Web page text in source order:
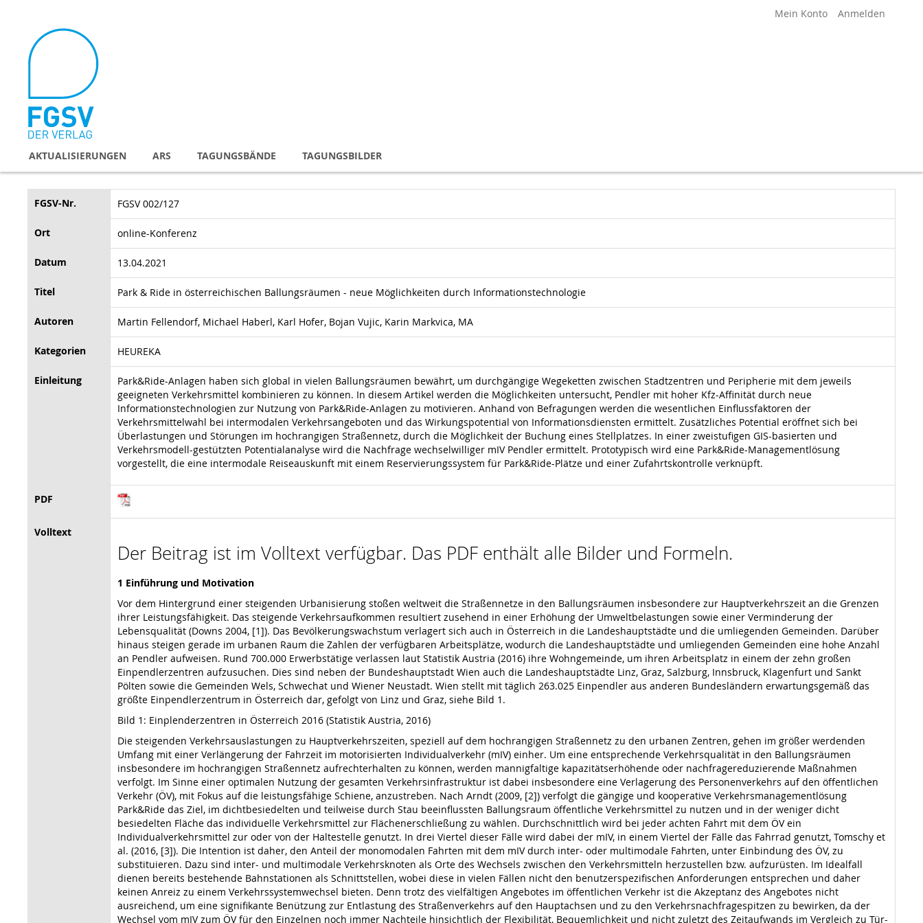
Mein Konto Anmelden
Inhalt
AKTUALISIERUNGEN ARS TAGUNGSBÄNDE TAGUNGSBILDER
FGSV-Nr. FGSV 002/127
Ort online-Konferenz
Datum 13.04.2021
Titel Park & Ride in österreichischen Ballungsräumen - neue Möglichkeiten durch Informationstechnologie
Autoren Martin Fellendorf, Michael Haberl, Karl Hofer, Bojan Vujic, Karin Markvica, MA
Kategorien HEUREKA
Einleitung
Park&Ride-Anlagen haben sich global in vielen Ballungsräumen bewährt, um durchgängige Wegeketten zwischen Stadtzentren und Peripherie mit dem jeweils
geeigneten Verkehrsmittel kombinieren zu können. In diesem Artikel werden die Möglichkeiten untersucht, Pendler mit hoher Kfz-Affinität durch neue
Informationstechnologien zur Nutzung von Park&Ride-Anlagen zu motivieren. Anhand von Befragungen werden die wesentlichen Einflussfaktoren der
Verkehrsmittelwahl bei intermodalen Verkehrsangeboten und das Wirkungspotential von Informationsdiensten ermittelt. Zusätzliches Potential eröffnet sich bei
Überlastungen und Störungen im hochrangigen Straßennetz, durch die Möglichkeit der Buchung eines Stellplatzes. In einer zweistufigen GIS-basierten und
Verkehrsmodell-gestützten Potentialanalyse wird die Nachfrage wechselwilliger mIV Pendler ermittelt. Prototypisch wird eine Park&Ride-Managementlösung
vorgestellt, die eine intermodale Reiseauskunft mit einem Reservierungssystem für Park&Ride-Plätze und einer Zufahrtskontrolle verknüpft.
PDF
Volltext
Der Beitrag ist im Volltext verfügbar. Das PDF enthält alle Bilder und Formeln.
1 Einführung und Motivation
Vor dem Hintergrund einer steigenden Urbanisierung stoßen weltweit die Straßennetze in den Ballungsräumen insbesondere zur Hauptverkehrszeit an die Grenzen
ihrer Leistungsfähigkeit. Das steigende Verkehrsaufkommen resultiert zusehend in einer Erhöhung der Umweltbelastungen sowie einer Verminderung der
Lebensqualität (Downs 2004, [1]). Das Bevölkerungswachstum verlagert sich auch in Österreich in die Landeshauptstädte und die umliegenden Gemeinden. Darüber
hinaus steigen gerade im urbanen Raum die Zahlen der verfügbaren Arbeitsplätze, wodurch die Landeshauptstädte und umliegenden Gemeinden eine hohe Anzahl
an Pendler aufweisen. Rund 700.000 Erwerbstätige verlassen laut Statistik Austria (2016) ihre Wohngemeinde, um ihren Arbeitsplatz in einem der zehn großen
Einpendlerzentren aufzusuchen. Dies sind neben der Bundeshauptstadt Wien auch die Landeshauptstädte Linz, Graz, Salzburg, Innsbruck, Klagenfurt und Sankt
Pölten sowie die Gemeinden Wels, Schwechat und Wiener Neustadt. Wien stellt mit täglich 263.025 Einpendler aus anderen Bundesländern erwartungsgemäß das
größte Einpendlerzentrum in Österreich dar, gefolgt von Linz und Graz, siehe Bild 1.
Bild 1: Einplenderzentren in Österreich 2016 (Statistik Austria, 2016)
Die steigenden Verkehrsauslastungen zu Hauptverkehrszeiten, speziell auf dem hochrangigen Straßennetz zu den urbanen Zentren, gehen im größer werdenden
Umfang mit einer Verlängerung der Fahrzeit im motorisierten Individualverkehr (mIV) einher. Um eine entsprechende Verkehrsqualität in den Ballungsräumen
insbesondere im hochrangigen Straßennetz aufrechterhalten zu können, werden mannigfaltige kapazitätserhöhende oder nachfragereduzierende Maßnahmen
verfolgt. Im Sinne einer optimalen Nutzung der gesamten Verkehrsinfrastruktur ist dabei insbesondere eine Verlagerung des Personenverkehrs auf den öffentlichen
Verkehr (ÖV), mit Fokus auf die leistungsfähige Schiene, anzustreben. Nach Arndt (2009, [2]) verfolgt die gängige und kooperative Verkehrsmanagementlösung
Park&Ride das Ziel, im dichtbesiedelten und teilweise durch Stau beeinflussten Ballungsraum öffentliche Verkehrsmittel zu nutzen und in der weniger dicht
besiedelten Fläche das individuelle Verkehrsmittel zur Flächenerschließung zu wählen. Durchschnittlich wird bei jeder achten Fahrt mit dem ÖV ein
Individualverkehrsmittel zur oder von der Haltestelle genutzt. In drei Viertel dieser Fälle wird dabei der mIV, in einem Viertel der Fälle das Fahrrad genutzt, Tomschy et
al. (2016, [3]). Die Intention ist daher, den Anteil der monomodalen Fahrten mit dem mIV durch inter- oder multimodale Fahrten, unter Einbindung des ÖV, zu
substituieren. Dazu sind inter- und multimodale Verkehrsknoten als Orte des Wechsels zwischen den Verkehrsmitteln herzustellen bzw. aufzurüsten. Im Idealfall
dienen bereits bestehende Bahnstationen als Schnittstellen, wobei diese in vielen Fällen nicht den benutzerspezifischen Anforderungen entsprechen und daher
keinen Anreiz zu einem Verkehrssystemwechsel bieten. Denn trotz des vielfältigen Angebotes im öffentlichen Verkehr ist die Akzeptanz des Angebotes nicht
ausreichend, um eine signifikante Benützung zur Entlastung des Straßenverkehrs auf den Hauptachsen und zu den Verkehrsnachfragespitzen zu bewirken, da der
Wechsel vom mIV zum ÖV für den Einzelnen noch immer Nachteile hinsichtlich der Flexibilität, Bequemlichkeit und nicht zuletzt des Zeitaufwands im Vergleich zu Tür-